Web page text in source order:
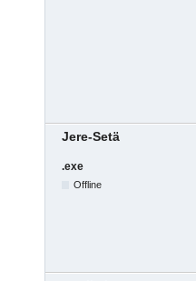
Jere-Setä
.exe
Offline